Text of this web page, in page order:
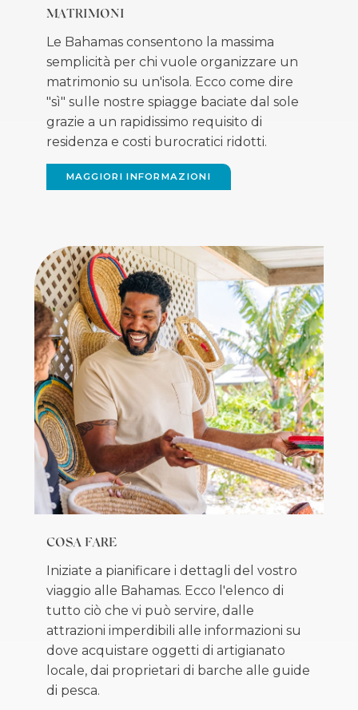
MATRIMONI
Le Bahamas consentono la massima
semplicità per chi vuole organizzare un
matrimonio su un'isola. Ecco come dire
"sì" sulle nostre spiagge baciate dal sole
grazie a un rapidissimo requisito di
residenza e costi burocratici ridotti.
MAGGIORI INFORMAZIONI
COSA FARE
Iniziate a pianificare i dettagli del vostro
viaggio alle Bahamas. Ecco l'elenco di
tutto ciò che vi può servire, dalle
attrazioni imperdibili alle informazioni su
dove acquistare oggetti di artigianato
locale, dai proprietari di barche alle guide
di pesca.